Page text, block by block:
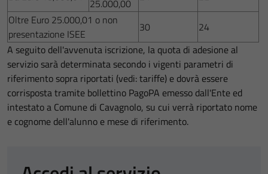
25.000,00
Oltre Euro 25.000,01 o non
presentazione ISEE
30
24
A seguito dell'avvenuta iscrizione, la quota di adesione al
servizio sarà determinata secondo i vigenti parametri di
riferimento sopra riportati (vedi: tariffe) e dovrà essere
corrisposta tramite bollettino PagoPA emesso dall'Ente ed
intestato a Comune di Cavagnolo, su cui verrà riportato nome
e cognome dell'alunno e mese di riferimento.